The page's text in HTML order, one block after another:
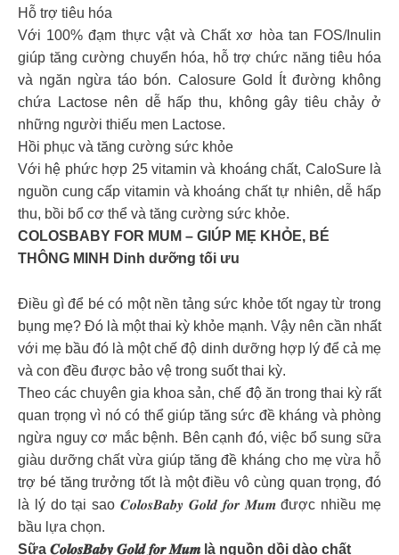
Hỗ trợ tiêu hóa
Với 100% đạm thực vật và Chất xơ hòa tan FOS/Inulin
giúp tăng cường chuyển hóa, hỗ trợ chức năng tiêu hóa
và ngăn ngừa táo bón. Calosure Gold Ít đường không
chứa Lactose nên dễ hấp thu, không gây tiêu chảy ở
những người thiếu men Lactose.
Hồi phục và tăng cường sức khỏe
Với hệ phức hợp 25 vitamin và khoáng chất, CaloSure là
nguồn cung cấp vitamin và khoáng chất tự nhiên, dễ hấp
thu, bồi bổ cơ thể và tăng cường sức khỏe.
COLOSBABY FOR MUM – GIÚP MẸ KHỎE, BÉ
THÔNG MINH Dinh dưỡng tối ưu
Điều gì để bé có một nền tảng sức khỏe tốt ngay từ trong
bụng mẹ? Đó là một thai kỳ khỏe mạnh. Vậy nên cần nhất
với mẹ bầu đó là một chế độ dinh dưỡng hợp lý để cả mẹ
và con đều được bảo vệ trong suốt thai kỳ.
Theo các chuyên gia khoa sản, chế độ ăn trong thai kỳ rất
quan trọng vì nó có thể giúp tăng sức đề kháng và phòng
ngừa nguy cơ mắc bệnh. Bên cạnh đó, việc bổ sung sữa
giàu dưỡng chất vừa giúp tăng đề kháng cho mẹ vừa hỗ
trợ bé tăng trưởng tốt là một điều vô cùng quan trọng, đó
là lý do tại sao 𝑪𝒐𝒍𝒐𝒔𝑩𝒂𝒃𝒚 𝑮𝒐𝒍𝒅 𝒇𝒐𝒓 𝑴𝒖𝒎 được nhiều mẹ
bầu lựa chọn.
Sữa 𝑪𝒐𝒍𝒐𝒔𝑩𝒂𝒃𝒚 𝑮𝒐𝒍𝒅 𝒇𝒐𝒓 𝑴𝒖𝒎 là nguồn dồi dào chất